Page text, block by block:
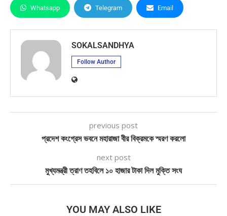
Whatsapp Telegram Email
SOKALSANDHYA
Follow Author
previous post
প্রদেশ কংগ্রেস ভবনে মহারাজা বীর বিক্রমকে স্মরণ করলো
next post
মুখ্যমন্ত্রী ত্রাণ তহবিলে ১০ হাজার টাকা দিল মুক্তি সংঘ
YOU MAY ALSO LIKE